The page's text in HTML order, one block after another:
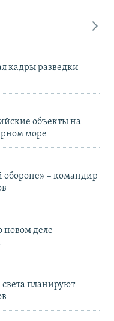
кадры разведки
объекты на
море
обороне» – командир
новом деле
планируют